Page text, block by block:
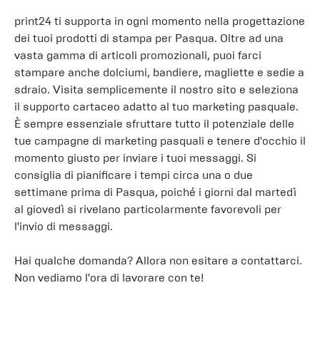
print24 ti supporta in ogni momento nella progettazione
dei tuoi prodotti di stampa per Pasqua. Oltre ad una
vasta gamma di articoli promozionali, puoi farci
stampare anche dolciumi, bandiere, magliette e sedie a
sdraio. Visita semplicemente il nostro sito e seleziona
il supporto cartaceo adatto al tuo marketing pasquale.
È sempre essenziale sfruttare tutto il potenziale delle
tue campagne di marketing pasquali e tenere d'occhio il
momento giusto per inviare i tuoi messaggi. Si
consiglia di pianificare i tempi circa una o due
settimane prima di Pasqua, poiché i giorni dal martedì
al giovedì si rivelano particolarmente favorevoli per
l'invio di messaggi.
Hai qualche domanda? Allora non esitare a contattarci.
Non vediamo l'ora di lavorare con te!